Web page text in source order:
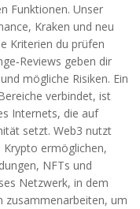
Funktionen. Unser
Kraken und neu
Kriterien du prüfen
geben dir
mögliche Risiken. Ein
verbindet, ist
Internets, die auf
setzt. Web3 nutzt
Krypto ermöglichen,
NFTs und
Netzwerk, in dem
zusammenarbeiten, um